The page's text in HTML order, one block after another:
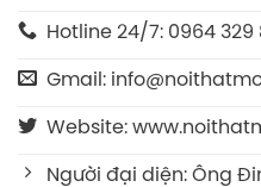
Hotline 24/7: 0964 329
Gmail:
Website:
Người đại diện: Ông